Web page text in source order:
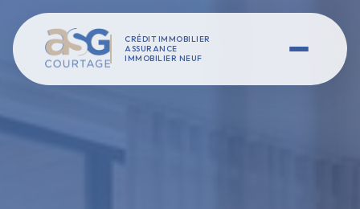
CRÉDIT IMMOBILIER
ASSURANCE
IMMOBILIER NEUF